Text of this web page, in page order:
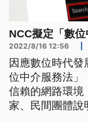
NCC擬定「數
2022/8/16 12:56
因應數位時代發
位中介服務法」
信賴的網路環境
家、民間團體說